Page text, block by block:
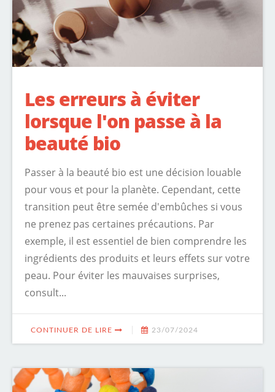
Les erreurs à éviter
lorsque l'on passe à la
beauté bio
Passer à la beauté bio est une décision louable
pour vous et pour la planète. Cependant, cette
transition peut être semée d'embûches si vous
ne prenez pas certaines précautions. Par
exemple, il est essentiel de bien comprendre les
ingrédients des produits et leurs effets sur votre
peau. Pour éviter les mauvaises surprises,
consult...
CONTINUER DE LIRE 23/07/2024